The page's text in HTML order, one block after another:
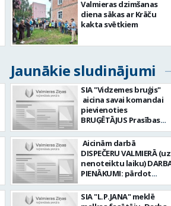
Valmieras dzimšanas
diena sākas ar Krāču
kakta svētkiem
Jaunākie sludinājumi
SIA "Vidzemes bruģis"
aicina savai komandai
pievienoties
BRUĢĒTĀJUS Prasības
pretendentiem: Vēlme
strādāt - augsta
atbildības sajūta pret
darbu, precizitāte;
Pieredze bruģēšanā vai
ceļu būvniecībā. Darba
pienākumi: Bruģakmens
ieklāšana; Ceļu, ielas
Aicinām darbā
DISPEČERU VALMIERĀ (uz
nenoteiktu laiku) DARBA
PIENĀKUMI: pārdot
braukšanas
dokumentus organizēt
un koordinēt autobusu
SIA "L.P.JANA" meklē